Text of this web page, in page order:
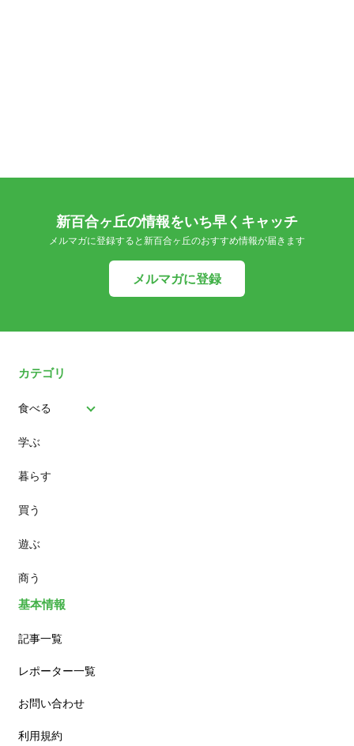
新百合ヶ丘の情報をいち早くキャッチ
メルマガに登録すると新百合ヶ丘のおすすめ情報が届きます
メルマガに登録
カテゴリ
食べる
パン
スイーツ
ランチ
カフェ
学ぶ
暮らす
買う
遊ぶ
商う
基本情報
記事一覧
レポーター一覧
お問い合わせ
利用規約